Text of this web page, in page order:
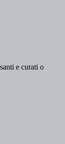
e curati o